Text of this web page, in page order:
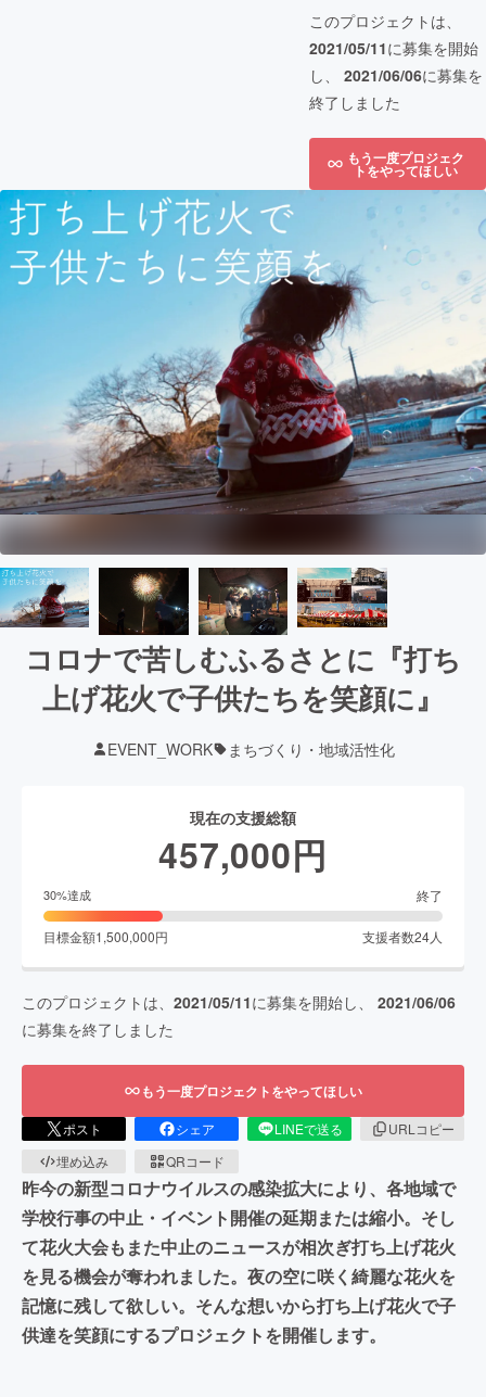
このプロジェクトは、
2021/05/11に募集を開始
し、 2021/06/06に募集を
終了しました
もう一度プロジェク
トをやってほしい
コロナで苦しむふるさとに『打ち
上げ花火で子供たちを笑顔に』
EVENT_WORK まちづくり・地域活性化
現在の支援総額
457,000円
30%達成 終了
目標金額1,500,000円 支援者数24人
このプロジェクトは、 2021/05/11に募集を開始し、 2021/06/06
に募集を終了しました
もう一度プロジェクトをやってほしい
ポスト シェア LINEで送る
URLコピー
埋め込み
QRコード
昨今の新型コロナウイルスの感染拡大により、各地域で
学校行事の中止・イベント開催の延期または縮小。そし
て花火大会もまた中止のニュースが相次ぎ打ち上げ花火
を見る機会が奪われました。夜の空に咲く綺麗な花火を
記憶に残して欲しい。そんな想いから打ち上げ花火で子
供達を笑顔にするプロジェクトを開催します。